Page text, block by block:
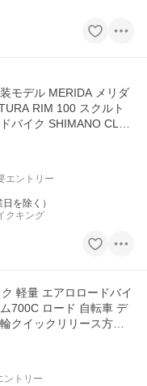
モデル MERIDA メリダ
RIM 100 スクルト
バイク SHIMANO CLAR
エントリー
を除く）
クキング
軽量 エアロロードバイ
700C ロード 自転車 デ
クイックリリース方式
ントリー